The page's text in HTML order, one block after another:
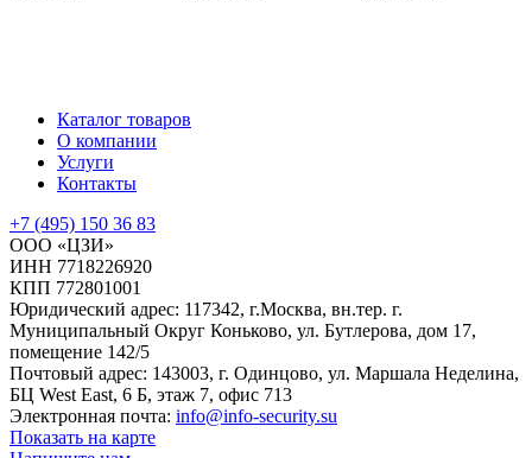
Каталог товаров
О компании
Услуги
Контакты
+7 (495) 150 36 83
ООО «ЦЗИ»
ИНН 7718226920
КПП 772801001
Юридический адрес: 117342, г.Москва, вн.тер. г.
Муниципальный Округ Коньково, ул. Бутлерова, дом 17,
помещение 142/5
Почтовый адрес: 143003, г. Одинцово, ул. Маршала Неделина,
БЦ West East, 6 Б, этаж 7, офис 713
Электронная почта: info@info-security.su
Показать на карте